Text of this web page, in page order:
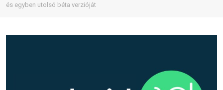
és egyben utolsó béta verzióját